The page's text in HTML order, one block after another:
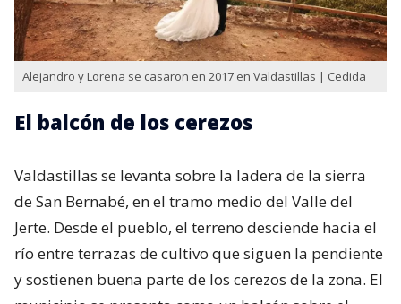
Alejandro y Lorena se casaron en 2017 en Valdastillas | Cedida
El balcón de los cerezos
Valdastillas se levanta sobre la ladera de la sierra
de San Bernabé, en el tramo medio del Valle del
Jerte. Desde el pueblo, el terreno desciende hacia el
río entre terrazas de cultivo que siguen la pendiente
y sostienen buena parte de los cerezos de la zona. El